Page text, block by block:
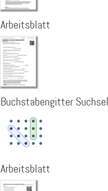
Arbeitsblatt
Buchstabengitter Suchsel
Arbeitsblatt